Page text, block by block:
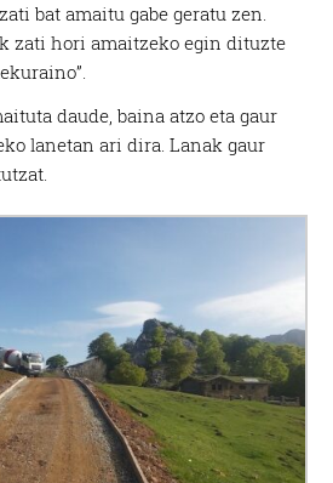
bat amaitu gabe geratu zen.
zati hori amaitzeko egin dituzte
daude, baina atzo eta gaur
lanetan ari dira. Lanak gaur